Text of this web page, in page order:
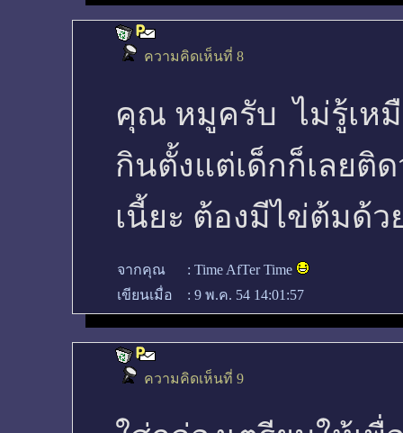
ความคิดเห็นที่ 8
คุณ หมูครับ ไม่รู้เห
กินตั้งแต่เด็กก็เลยติ
เนี้ยะ ต้องมีไข่ต้มด้ว
จากคุณ : Time AfTer Time
เขียนเมื่อ
: 9 พ.ค. 54 14:01:57
ความคิดเห็นที่ 9